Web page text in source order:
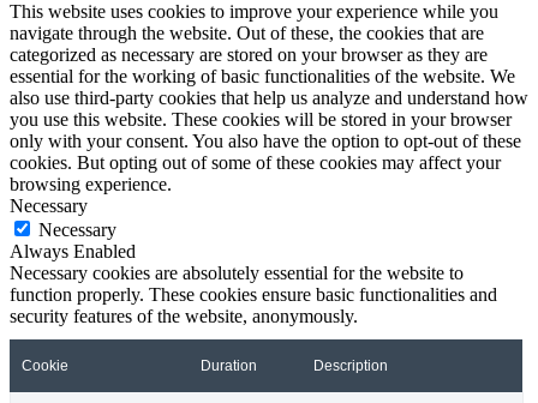
This website uses cookies to improve your experience while you
navigate through the website. Out of these, the cookies that are
categorized as necessary are stored on your browser as they are
essential for the working of basic functionalities of the website. We
also use third-party cookies that help us analyze and understand how
you use this website. These cookies will be stored in your browser
only with your consent. You also have the option to opt-out of these
cookies. But opting out of some of these cookies may affect your
browsing experience.
Necessary
Necessary
Always Enabled
Necessary cookies are absolutely essential for the website to
function properly. These cookies ensure basic functionalities and
security features of the website, anonymously.
Cookie Duration Description